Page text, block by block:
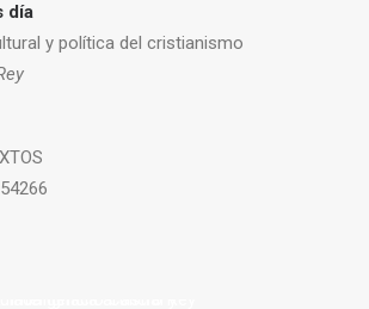
día
y política del cristianismo